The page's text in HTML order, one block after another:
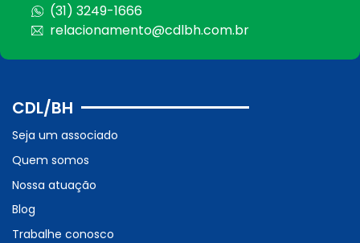
(31) 3249-1666
relacionamento@cdlbh.com.br
CDL/BH
Seja um associado
Quem somos
Nossa atuação
Blog
Trabalhe conosco